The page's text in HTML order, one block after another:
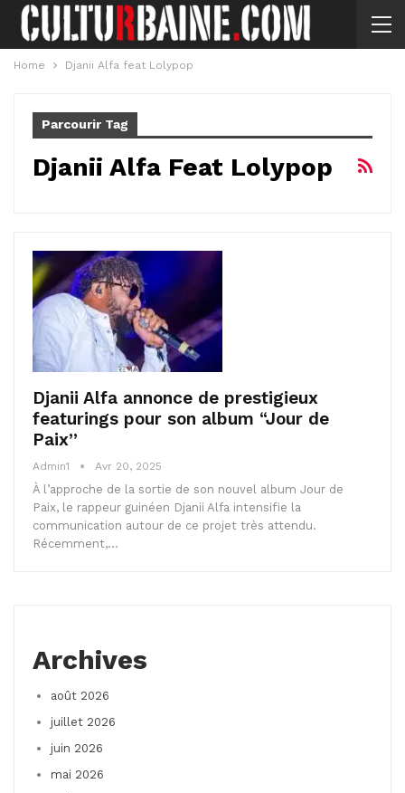
Home Djanii Alfa feat Lolypop
Parcourir Tag
Djanii Alfa Feat Lolypop
Djanii Alfa annonce de prestigieux
featurings pour son album “Jour de
Paix”
Admin1 Avr 20, 2025
À l’approche de la sortie de son nouvel album Jour de
Paix, le rappeur guinéen Djanii Alfa intensifie la
communication autour de ce projet très attendu.
Récemment,…
Archives
août 2026
juillet 2026
juin 2026
mai 2026